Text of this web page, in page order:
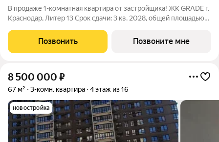
В продаже 1-комнатная квартира от застройщика! ЖК GRADE г.
Краснодар, Литер 13 Срок сдачи: 3 кв. 2028, общей площадью
Никогда неоклассика не была представлена в краснодарской
архитектуре с
Позвонить Позвоните мне
8 500 000 ₽
67 м² 3-комн. квартира 4 этаж из 16
новостройка